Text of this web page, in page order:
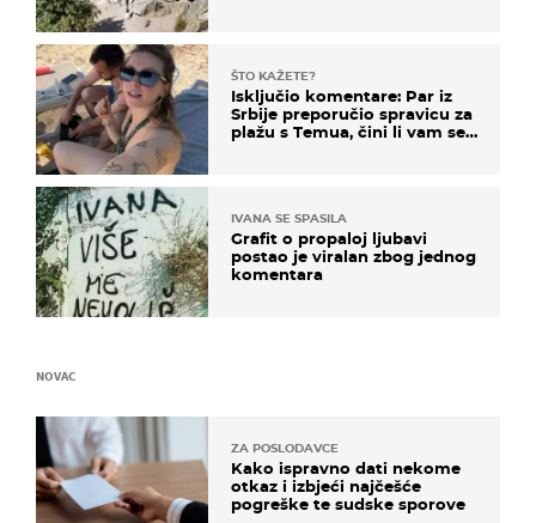
ŠTO KAŽETE?
Isključio komentare: Par iz
Srbije preporučio spravicu za
plažu s Temua, čini li vam se
IVANA SE SPASILA
Grafit o propaloj ljubavi
postao je viralan zbog jednog
komentara
NOVAC
ZA POSLODAVCE
Kako ispravno dati nekome
otkaz i izbjeći najčešće
pogreške te sudske sporove